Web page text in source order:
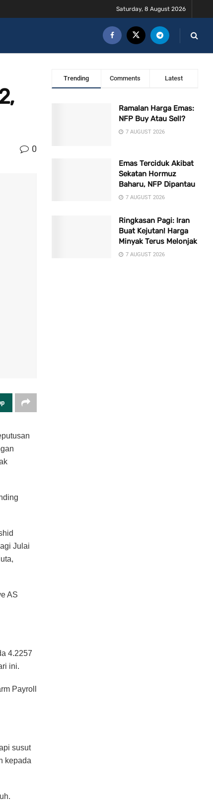
Saturday, 8 August 2026
0
Julai
AS
4.2257
ini.
Payroll
susut
kepada
Trending Comments Latest
Ramalan Harga Emas:
NFP Buy Atau Sell?
7 AUGUST 2026
Emas Terciduk Akibat
Sekatan Hormuz
Baharu, NFP Dipantau
7 AUGUST 2026
Ringkasan Pagi: Iran
Buat Kejutan! Harga
Minyak Terus Melonjak
7 AUGUST 2026